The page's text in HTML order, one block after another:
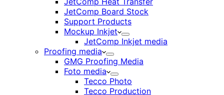
JetComp Board Stock
Support Products
Mockup Inkjet
JetComp Inkjet media
Proofing media
GMG Proofing Media
Foto media
Tecco Photo
Tecco Production